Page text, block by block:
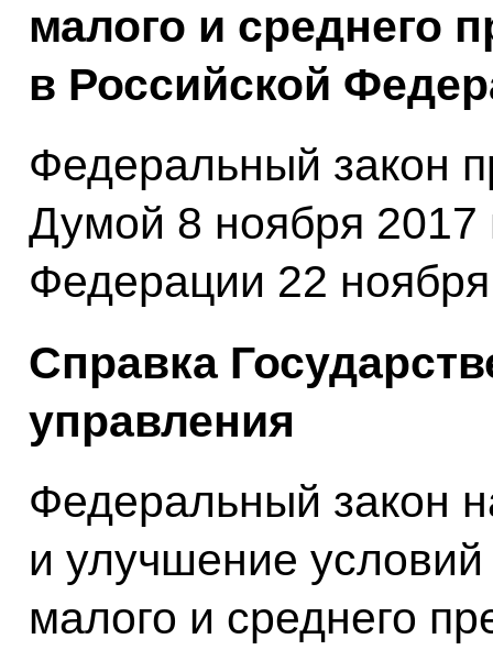
малого и среднего
в Российской
Федеральный закон
Думой 8 ноября 2017
Федерации 22
Справка
управления
Федеральный закон
и улучшение
малого и среднего